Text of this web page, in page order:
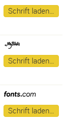
Schrift laden…
Schrift laden…
Schrift laden…